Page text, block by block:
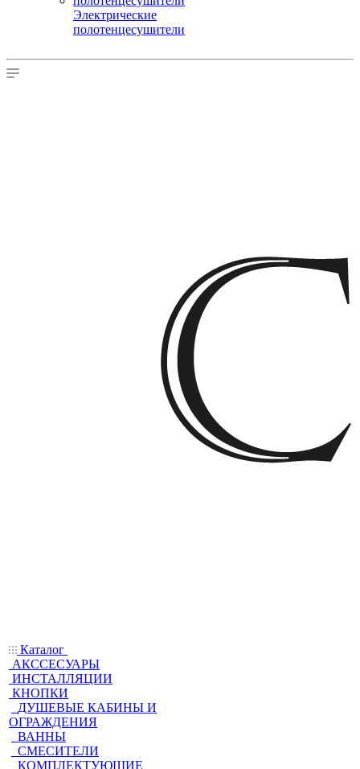
Электрические
полотенцесушители
Каталог
АКССЕСУАРЫ
ИНСТАЛЛЯЦИИ
КНОПКИ
ДУШЕВЫЕ КАБИНЫ И
ОГРАЖДЕНИЯ
ВАННЫ
СМЕСИТЕЛИ
КОМПЛЕКТУЮЩИЕ